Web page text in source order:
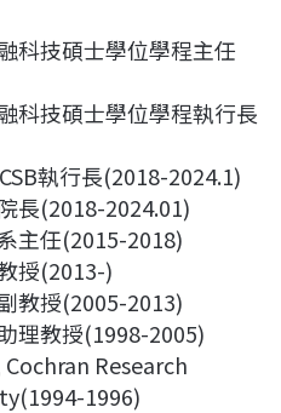
n 科技碩士學位學程主任
科技碩士學位學程執行長
執行長(2018-2024.1)
長(2018-2024.01)
主任(2015-2018)
授(2013-)
教授(2005-2013)
理教授(1998-2005)
Research
1996)